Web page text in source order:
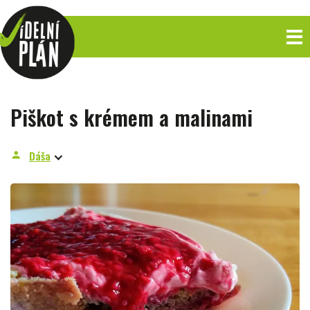
Piškot s krémem a malinami
person Dáša